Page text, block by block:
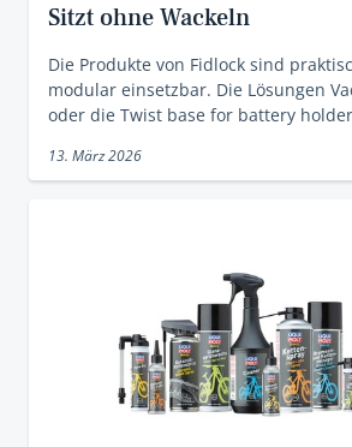
Sitzt ohne Wackeln
Die Produkte von Fidlock sind
modular einsetzbar. Die Lösungen
oder die Twist base for battery
13. März 2026